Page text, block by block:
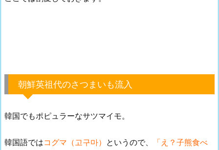
朝鮮英祖代のさつまいも流入
韓国でもポピュラーなサツマイモ。
韓国語ではコグマ（고구마） というので、
「え？子熊食べ